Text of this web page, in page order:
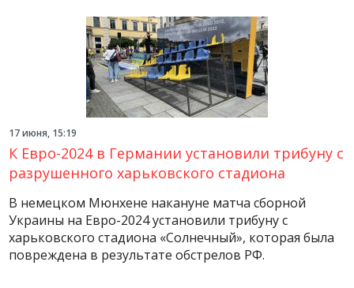
17 июня, 15:19
К Евро-2024 в Германии установили трибуну с
разрушенного харьковского стадиона
В немецком Мюнхене накануне матча сборной
Украины на Евро-2024 установили трибуну с
харьковского стадиона «Солнечный», которая была
повреждена в результате обстрелов РФ.